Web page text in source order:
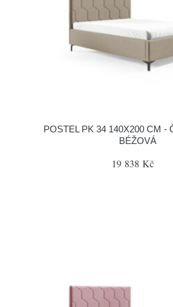
POSTEL PK 34 140X200 CM -
BÉŽOVÁ
19 838 Kč